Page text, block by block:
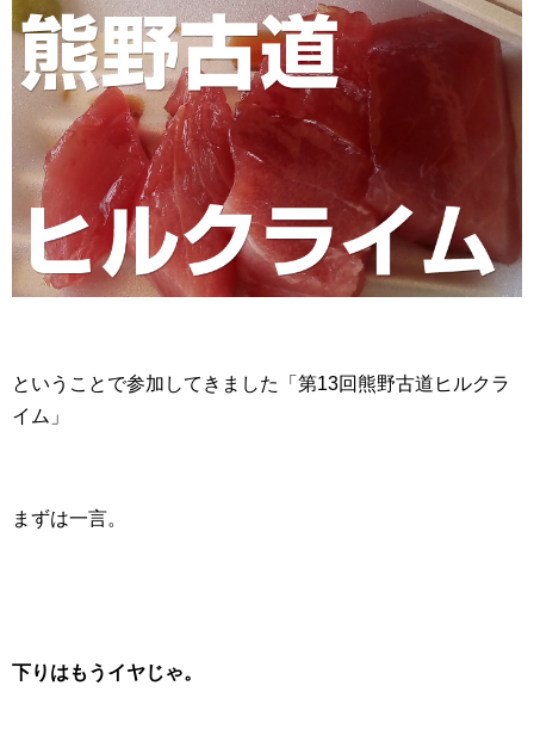
ということで参加してきました「第13回熊野古道ヒルクラ
イム」
まずは一言。
下りはもうイヤじゃ。